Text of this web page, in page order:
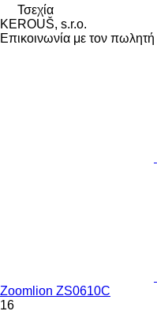
Τσεχία
KEROUŠ, s.r.o.
Επικοινωνία με τον πωλητή
Zoomlion ZS0610C
16